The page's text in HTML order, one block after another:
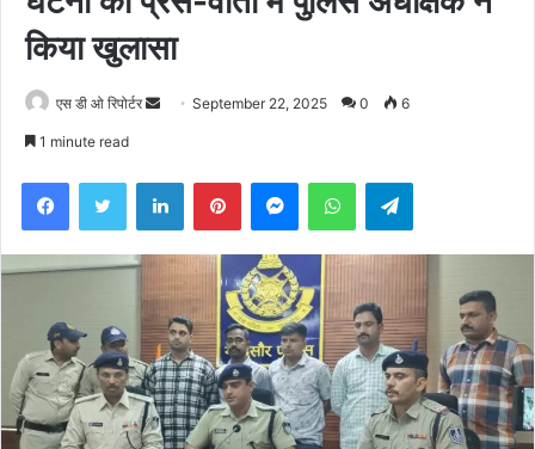
किया खुलासा
एस डी ओ रिपोर्टर
Send September 22, 2025 0 6
1 minute read
FacebookTwitter LinkedInPinterestMessengerWhatsAppTelegram